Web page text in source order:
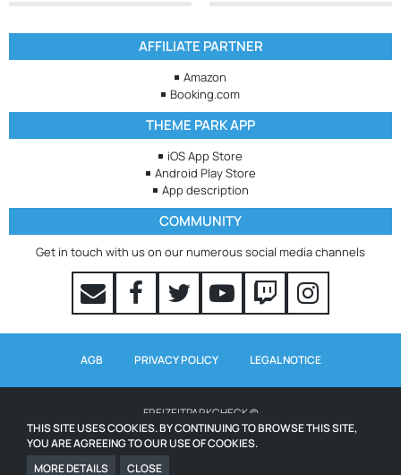
AFFILIATE PARTNER
Amazon
Booking.com
THEME PARK APP
iOS App Store
Android Play Store
App description
COMMUNITY
Get in touch with us on our numerous social media channels
AGB PRIVACY POLICY LEGAL NOTICE
FREIZEITPARKCHECK ©
WAITING TIMES POWERED BY QUEUE-TIMES.COM
ICONS FROM WWW.ICONS8.COM
THIS SITE USES COOKIES. BY CONTINUING TO BROWSE THIS SITE,
YOU ARE AGREEING TO OUR USE OF COOKIES.
MORE DETAILS
CLOSE